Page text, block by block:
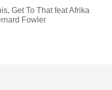
Get To That feat Afrika
Fowler